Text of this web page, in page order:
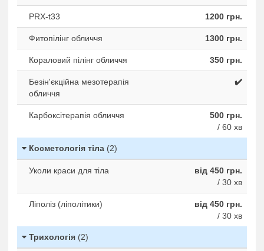
PRX-t33 1200 грн.
Фитопiлiнг обличчя 1300 грн.
Кораловий пілінг обличчя 350 грн.
Безін'єкційна мезотерапія
обличчя
✔️
Карбоксітерапія обличчя
500 грн.
/ 60 хв
Косметологія тіла (2)
Уколи краси для тіла
від 450 грн.
/ 30 хв
Ліполіз (ліполітики)
від 450 грн.
/ 30 хв
Трихологія (2)